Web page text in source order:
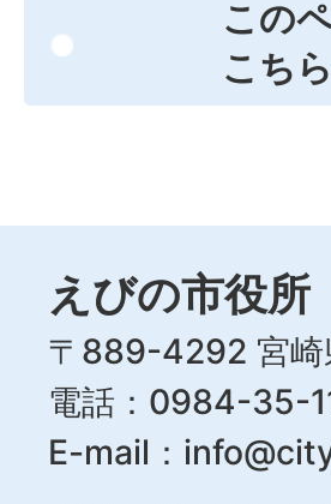
この
こち
えびの市役所
〒889-4292 宮崎
電話：0984-35-
E-mail：